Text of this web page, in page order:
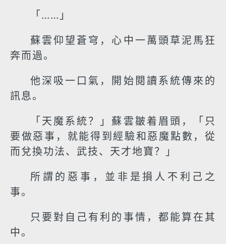
「……」
蘇雲仰望蒼穹，心中一萬頭草泥馬狂
奔而過。
他深吸一口氣，開始閱讀系統傳來的
訊息。
「天魔系統？」蘇雲皺着眉頭，「只
要做惡事，就能得到經驗和惡魔點數，從
而兌換功法、武技、天才地寶？」
所謂的惡事，並非是損人不利己之
事。
只要對自己有利的事情，都能算在其
中。